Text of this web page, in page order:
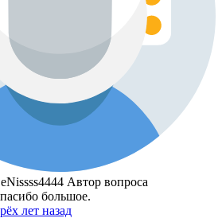
Автор вопроса
большое.
лет назад